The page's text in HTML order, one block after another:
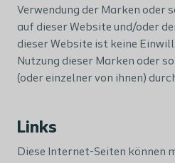
Verwendung der Marken oder
auf dieser Website und/oder
dieser Website ist keine
Nutzung dieser Marken oder
(oder einzelner von ihnen)
Links
Diese Internet-Seiten können